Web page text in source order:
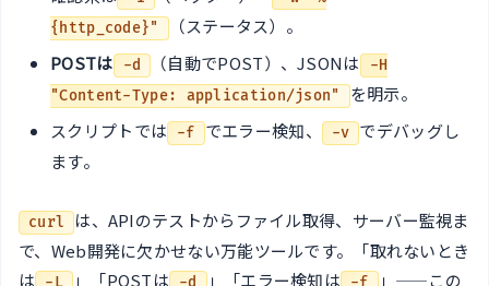
{http_code}"
（ステータス）。
POSTは
-d （自動でPOST）、JSONは
-H
"Content-Type: application/json"
を明示。
スクリプトでは
-f でエラー検知、 -v
でデバッグし
ます。
curl
は、APIのテストからファイル取得、サーバー監視ま
で、Web開発に欠かせない万能ツールです。「取れないとき
は
-L 」「POSTは -d 」「エラー検知は -f
」——この